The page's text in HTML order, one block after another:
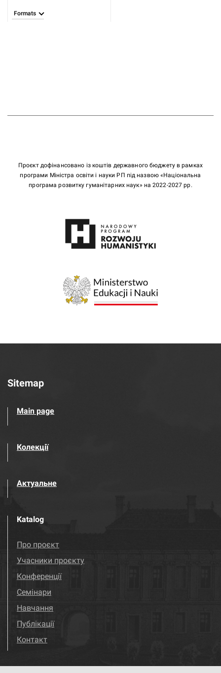
Formats
Проєкт дофінансовано із коштів державного бюджету в рамках
програми Міністра освіти і науки РП під назвою «Національна
програма розвитку гуманітарних наук» на 2022-2027 рр.
Sitemap
Main page
Колекції
Актуальне
Katalog
Про проєкт
Учасники проєкту
Конференції
Семінари
Навчання
Публікації
Контакт